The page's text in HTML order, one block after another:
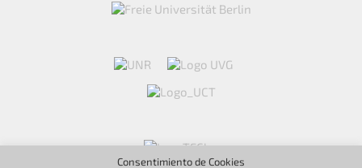
Consentimiento de Cookies